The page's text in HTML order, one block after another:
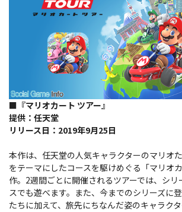
■『マリオカート ツアー』
提供：任天堂
リリース日：2019年9月25日
本作は、任天堂の人気キャラクターのマリオ
をテーマにしたコースを駆けめぐる「マリオ
作。2週間ごとに開催されるツアーでは、シリ
スでも遊べます。また、今までのシリーズに
たちに加えて、旅先にちなんだ姿のキャラクタ